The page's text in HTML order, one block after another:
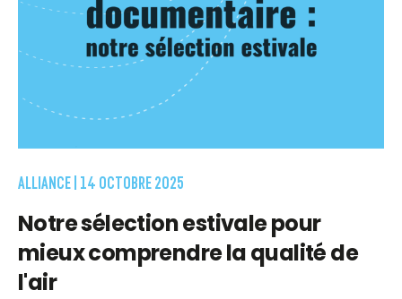
ALLIANCE | 14 OCTOBRE 2025
Notre sélection estivale pour
mieux comprendre la qualité de
l'air